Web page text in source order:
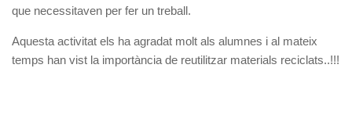
que necessitaven per fer un treball.
Aquesta activitat els ha agradat molt als alumnes i al mateix
temps han vist la importància de reutilitzar materials reciclats..!!!